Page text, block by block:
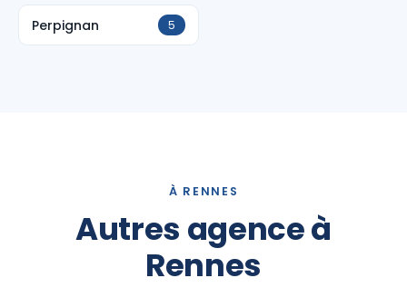
Perpignan 5
À RENNES
Autres agence à
Rennes